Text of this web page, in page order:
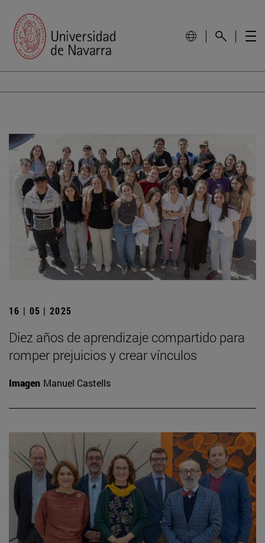
16 | 05 | 2025
Diez años de aprendizaje compartido para
romper prejuicios y crear vínculos
Imagen Manuel Castells